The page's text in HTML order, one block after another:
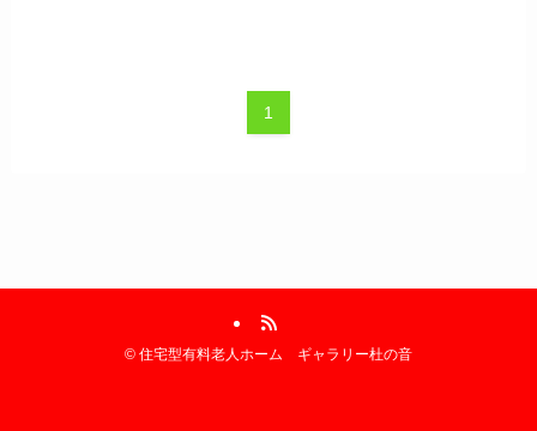
1
© 住宅型有料老人ホーム ギャラリー杜の音